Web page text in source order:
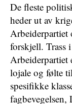
De fleste
heder ut av
forskjell. Trass
Arbeiderpartiet
lojale og følte
spesifikke
fagbevegelsen,